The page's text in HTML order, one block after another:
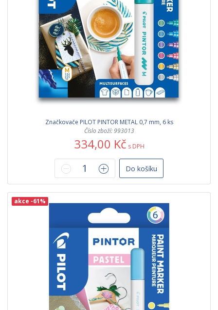
Značkovače PILOT PINTOR METAL 0,7 mm, 6 ks
Číslo zboží: 993013
334,00 Kč s DPH
Do košíku
akce -61%